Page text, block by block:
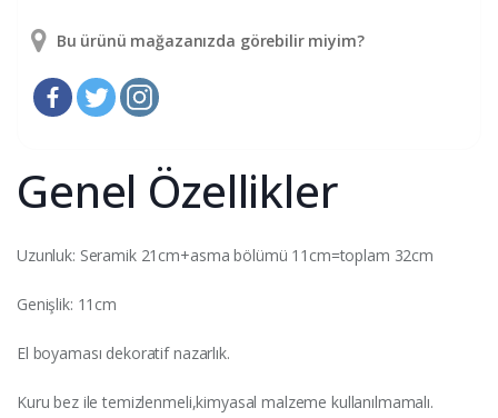
Bu ürünü mağazanızda görebilir miyim?
Genel Özellikler
Uzunluk: Seramik 21cm+asma bölümü 11cm=toplam 32cm
Genişlik: 11cm
El boyaması dekoratif nazarlık.
Kuru bez ile temizlenmeli,kimyasal malzeme kullanılmamalı.